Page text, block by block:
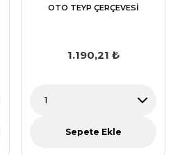
OTO TEYP ÇERÇEVESİ
1.190,21 ₺
Sepete Ekle